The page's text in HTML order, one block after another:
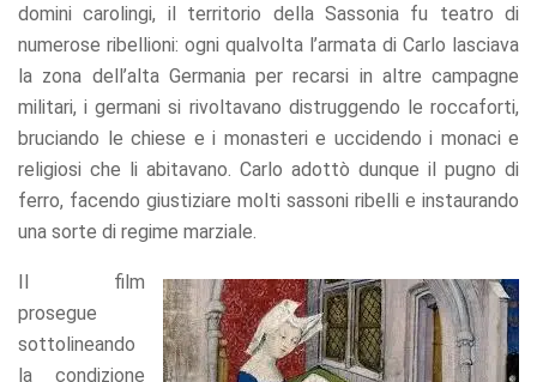
domini carolingi, il territorio della Sassonia fu teatro di
numerose ribellioni: ogni qualvolta l’armata di Carlo lasciava
la zona dell’alta Germania per recarsi in altre campagne
militari, i germani si rivoltavano distruggendo le roccaforti,
bruciando le chiese e i monasteri e uccidendo i monaci e
religiosi che li abitavano. Carlo adottò dunque il pugno di
ferro, facendo giustiziare molti sassoni ribelli e instaurando
una sorte di regime marziale.
Il film
prosegue
sottolineando
la condizione